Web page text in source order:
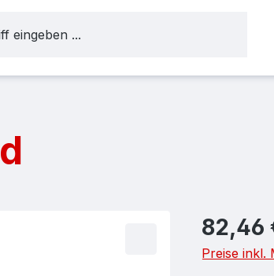
Regulärer
82,46
Preise inkl.